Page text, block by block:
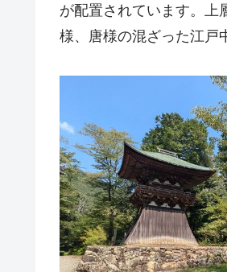
が配置されています。上
様、唐様の混ざった江戸